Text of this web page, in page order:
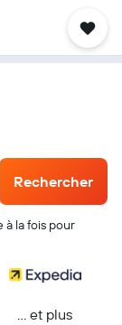
mer. 26/8
Rechercher
à la fois pour
… et plus